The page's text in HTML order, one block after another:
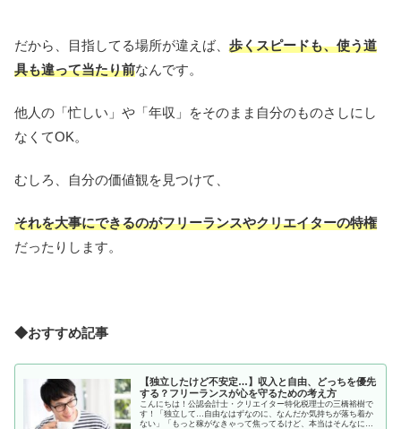
だから、目指してる場所が違えば、 歩くスピードも、使う道
具も違って当たり前なんです。
他人の「忙しい」や「年収」をそのまま自分のものさしにし
なくてOK。
むしろ、自分の価値観を見つけて、
それを大事にできるのがフリーランスやクリエイターの特権
だったりします。
◆おすすめ記事
【独立したけど不安定…】収入と自由、どっちを優先
する？フリーランスが心を守るための考え方
こんにちは！公認会計士・クリエイター特化税理士の三橋裕樹で
す！「独立して…自由なはずなのに、なんだか気持ちが落ち着か
ない」「もっと稼がなきゃって焦ってるけど、本当はそんなにガ